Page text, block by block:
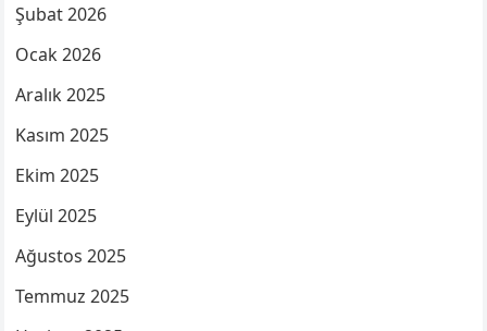
Şubat 2026
Ocak 2026
Aralık 2025
Kasım 2025
Ekim 2025
Eylül 2025
Ağustos 2025
Temmuz 2025